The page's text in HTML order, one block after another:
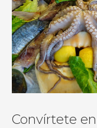
Convírtete en